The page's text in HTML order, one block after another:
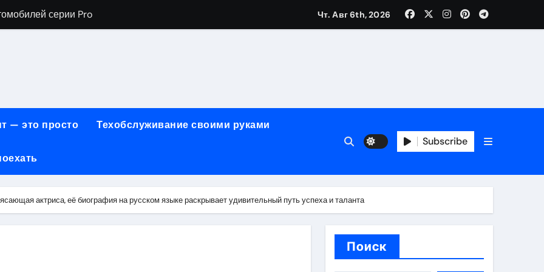
серии Pro
сервиса, наращивания ресниц и депиляции
огнезащиты металла: нанесение при -15°C внутри помещений и под навесом
по безопасности, производительности и типам доступа
и японских грузовых автомобилей
Чт. Авг 6th, 2026
— это просто Техобслуживание своими руками
Subscribe
актриса, её биография на русском языке раскрывает удивительный путь успеха и таланта
Поиск